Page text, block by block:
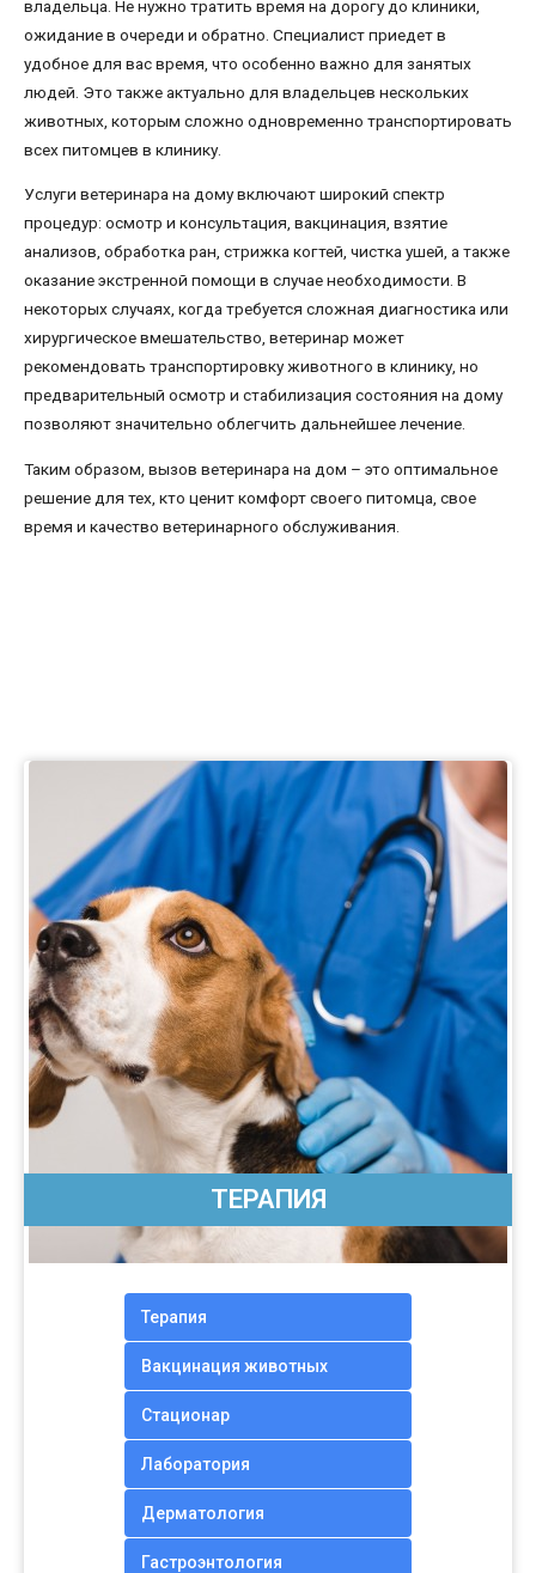
владельца. Не нужно тратить время на дорогу до клиники,
ожидание в очереди и обратно. Специалист приедет в
удобное для вас время, что особенно важно для занятых
людей. Это также актуально для владельцев нескольких
животных, которым сложно одновременно транспортировать
всех питомцев в клинику.
Услуги ветеринара на дому включают широкий спектр
процедур: осмотр и консультация, вакцинация, взятие
анализов, обработка ран, стрижка когтей, чистка ушей, а также
оказание экстренной помощи в случае необходимости. В
некоторых случаях, когда требуется сложная диагностика или
хирургическое вмешательство, ветеринар может
рекомендовать транспортировку животного в клинику, но
предварительный осмотр и стабилизация состояния на дому
позволяют значительно облегчить дальнейшее лечение.
Таким образом, вызов ветеринара на дом – это оптимальное
решение для тех, кто ценит комфорт своего питомца, свое
время и качество ветеринарного обслуживания.
ТЕРАПИЯ
Терапия
Вакцинация животных
Стационар
Лаборатория
Дерматология
Гастроэнтология